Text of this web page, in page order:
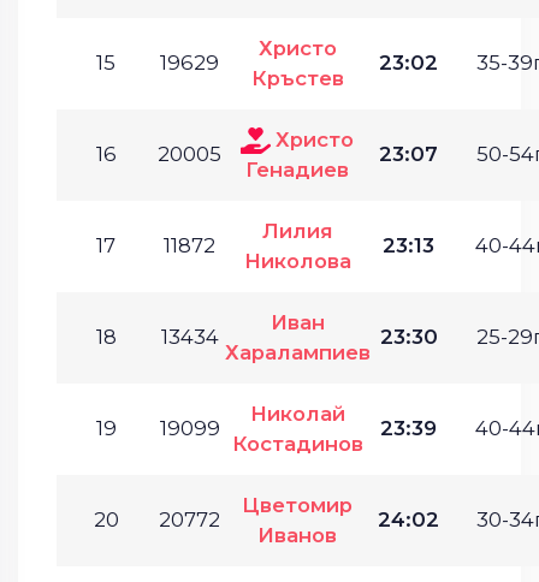
15 19629
Христо
Кръстев
23:02 35-
16 20005
Христо
Генадиев
23:07 50-
17 11872
Лилия
Николова
23:13 40-
18 13434
Иван
Харалампиев
23:30 25-
19 19099
Николай
Костадинов
23:39 40-
20 20772
Цветомир
Иванов
24:02 30-